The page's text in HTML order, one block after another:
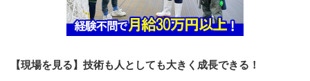
【現場を見る】技術も人としても大きく成長できる！